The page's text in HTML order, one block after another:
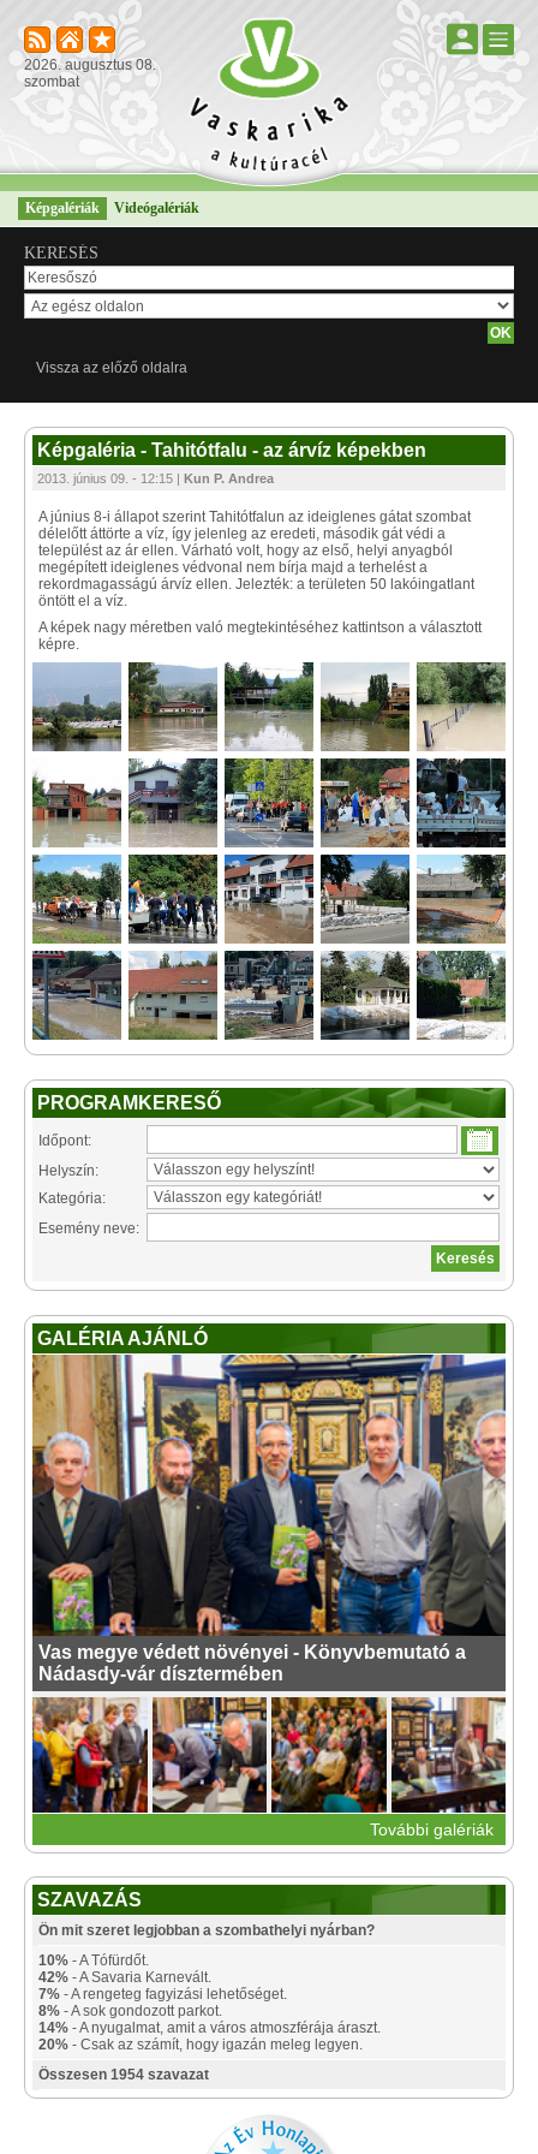
2026. augusztus 08.
szombat
Képgalériák Videógalériák
KERESÉS
Vissza az előző oldalra
Képgaléria - Tahitótfalu - az árvíz képekben
2013. június 09. - 12:15 | Kun P. Andrea
A június 8-i állapot szerint Tahitótfalun az ideiglenes gátat szombat
délelőtt áttörte a víz, így jelenleg az eredeti, második gát védi a
települést az ár ellen. Várható volt, hogy az első, helyi anyagból
megépített ideiglenes védvonal nem bírja majd a terhelést a
rekordmagasságú árvíz ellen. Jelezték: a területen 50 lakóingatlant
öntött el a víz.
A képek nagy méretben való megtekintéséhez kattintson a választott
képre.
PROGRAMKERESŐ
Időpont:
Helyszín:
Kategória:
Esemény neve:
GALÉRIA AJÁNLÓ
Vas megye védett növényei - Könyvbemutató a
Nádasdy-vár dísztermében
További galériák
SZAVAZÁS
Ön mit szeret legjobban a szombathelyi nyárban?
10% - A Tófürdőt.
42% - A Savaria Karnevált.
7% - A rengeteg fagyizási lehetőséget.
8% - A sok gondozott parkot.
14% - A nyugalmat, amit a város atmoszférája áraszt.
20% - Csak az számít, hogy igazán meleg legyen.
Összesen 1954 szavazat